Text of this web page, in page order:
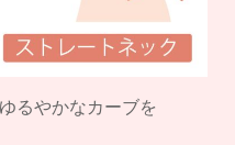
るやかなカーブを